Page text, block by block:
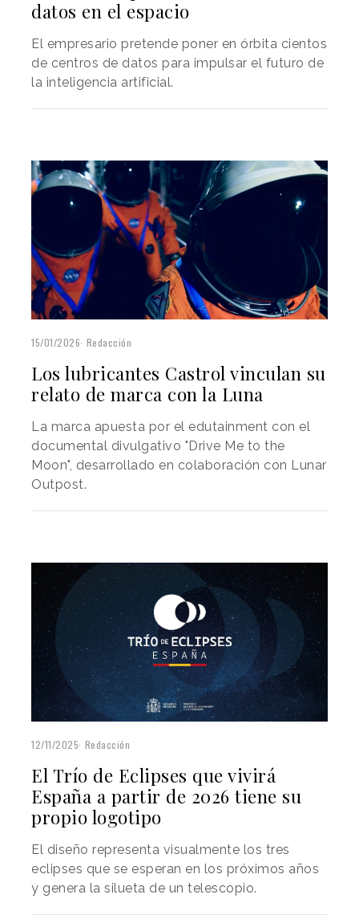
datos en el espacio
El empresario pretende poner en órbita cientos
de centros de datos para impulsar el futuro de
la inteligencia artificial.
15/01/2026 Redacción
Los lubricantes Castrol vinculan su
relato de marca con la Luna
La marca apuesta por el edutainment con el
documental divulgativo "Drive Me to the
Moon", desarrollado en colaboración con Lunar
Outpost.
12/11/2025 Redacción
El Trío de Eclipses que vivirá
España a partir de 2026 tiene su
propio logotipo
El diseño representa visualmente los tres
eclipses que se esperan en los próximos años
y genera la silueta de un telescopio.